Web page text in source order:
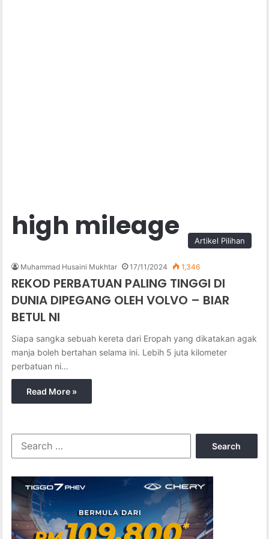
high mileage Artikel Pilihan
Muhammad Husaini Mukhtar 17/11/2024 1,346
REKOD PERBATUAN PALING TINGGI DI
DUNIA DIPEGANG OLEH VOLVO – BIAR
BETUL NI
Siapa sangka sebuah kereta dari Eropah yang dikatakan agak
manja boleh bertahan selama ini. Lebih 5 juta kilometer
perbatuan ni…
Read More »
r
c
h
f
o